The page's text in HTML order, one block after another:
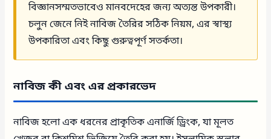
বিজ্ঞানসম্মতভাবেও মানবদেহের জন্য অত্যন্ত উপকারী।
চলুন জেনে নিই নাবিজ তৈরির সঠিক নিয়ম, এর স্বাস্থ্য
উপকারিতা এবং কিছু গুরুত্বপূর্ণ সতর্কতা।
নাবিজ কী এবং এর প্রকারভেদ
নাবিজ হলো এক ধরনের প্রাকৃতিক এনার্জি ড্রিংক, যা মূলত